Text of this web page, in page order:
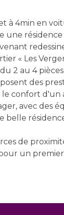
à 4min en
une
« Les
2 au 4
des
le confort d'un
avec des
belle
de
un